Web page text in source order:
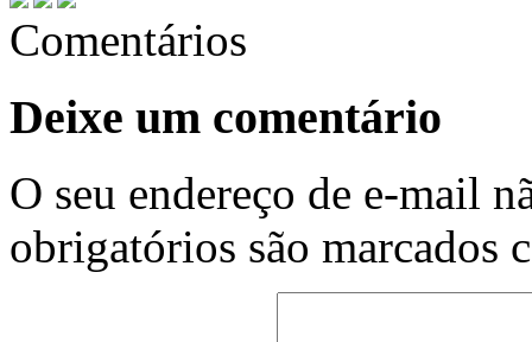
Comentários
Deixe um comentário
O seu endereço de e-mail
obrigatórios são marcados